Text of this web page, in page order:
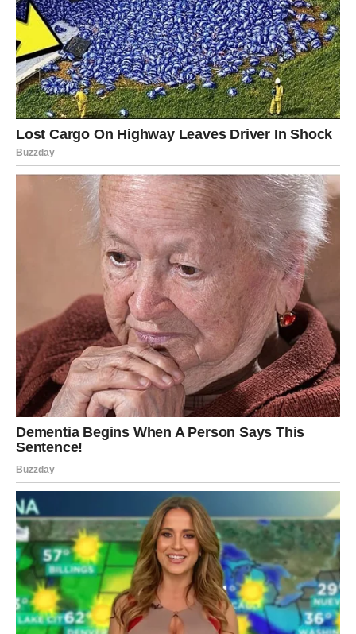
Ako si slobodan/na, naredni dani nose snažnu energiju
susreta. To može biti osoba koju već poznaješ, ali sada je
energija drugačija. Može biti neko potpuno nov, ali sa
osećajem kao da se dugo znate. Pogled koji traje duže.
Poruka koja dolazi kasno uveče. Osmeh koji ne možeš da
izbaciš iz misli.
Romantika za Vagu sada nije iluzija – ona je prilika da
izabereš drugačije. Da ne pristaneš na polovično. Da ne
ignorišeš znakove.
Poruka za Vagu:Ne biraj ono što izgleda lepo – biraj ono
RIBE – SUDBINSKA ENERGIJA I
DUBINA KOJU NE MOŽEŠ
GLUMITI
Ribe su znak koji oseća pre nego što razume. I sada
osećaš da se nešto menja. Kao da se srce priprema za